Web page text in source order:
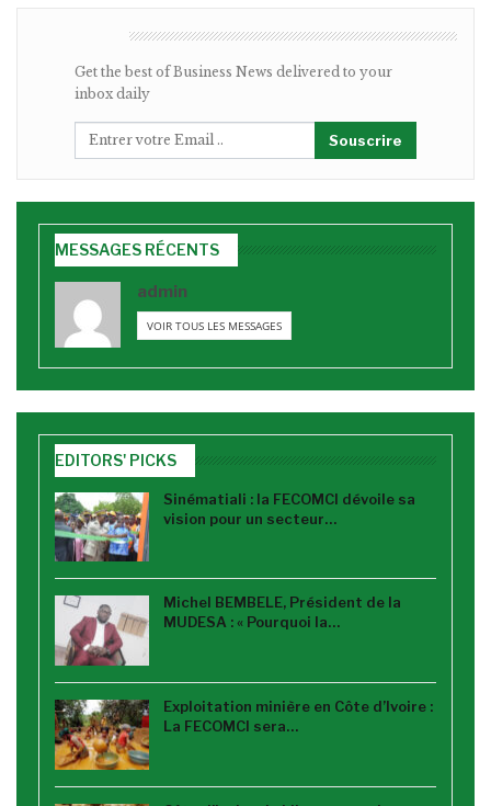
Get the best of Business News delivered to your
inbox daily
Souscrire
MESSAGES RÉCENTS
admin
VOIR TOUS LES MESSAGES
EDITORS' PICKS
Sinématiali : la FECOMCI dévoile sa
vision pour un secteur…
Michel BEMBELE, Président de la
MUDESA : « Pourquoi la…
Exploitation minière en Côte d’Ivoire :
La FECOMCI sera…